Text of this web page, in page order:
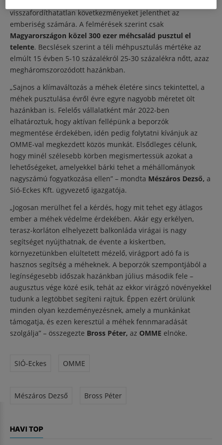
visszafordíthatatlan következményeket jelenthet az
emberiség számára. A felmérések szerint csak
Magyarországon közel 300 ezer méhcsalád pusztul el
telente. Becslések szerint a téli méhpusztulás mértéke az
elmúlt 15 évben 5-10 százalékról 25-30 százalékra nőtt, azaz
megháromszorozódott hazánkban.
„Sajnos a klímaváltozás a méhek életére sincs tekintettel, a
méhek pusztulása évről évre egyre nagyobb méretet ölt
hazánkban is. Felelős vállalatként már 2022-ben
elhatároztuk, hogy aktívan fellépünk a beporzók
megmentése érdekében, idén pedig folytatni kívánjuk az
OMME-val megkezdett közös munkát. Elsődleges célunk,
hogy minél szélesebb körben megismertessük azokat a
lehetőségeket, amelyekkel bárki tehet a méhállományok
nagyszámú fogyatkozása ellen” – mondta Mészáros Dezső, a
Sió-Eckes Kft. ügyvezető igazgatója.
„Jogosan merülhet fel a kérdés, hogy mit tehet egy átlagos
ember a méhek védelme érdekében. Akár egy erkélyen,
terasz-korláton elhelyezett balkonláda virágai is nagy
segítséget nyújthatnak, de évente a kiskertben,
környezetünkben elültetett mézelő, virágport adó fa is
hasznos segítség a méheknek. A beporzók szempontjából a
legínségesebb időszak hazánkban július második fele –
augusztus vége közé esik, tehát az ekkor virágzó növényekkel
tudunk a legtöbbet segíteni rajtuk. Éppen ezért örülünk
minden olyan kezdeményezésnek, amely a munkánkat
támogatja, és ezen keresztül a méhek fennmaradását
szolgálja” – összegezte Bross Péter, az OMME elnöke.
SIÓ-Eckes OMME
Mészáros Dezső Bross Péter
HAVI TOP